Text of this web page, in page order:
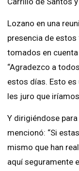
Lozano en una
presencia de
tomados en
“Agradezco a
estos días. Esto
les juro que
Y dirigiéndose
mencionó: “Si
mismo que han
aquí seguramente